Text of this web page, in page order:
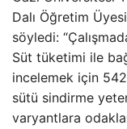
Dalı Öğretim
söyledi:
Süt tüketimi ile
incelemek için
sütü sindirme
varyantlara